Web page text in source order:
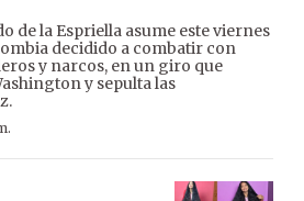
de la Espriella asume este viernes
decidido a combatir con
y narcos, en un giro que
y sepulta las